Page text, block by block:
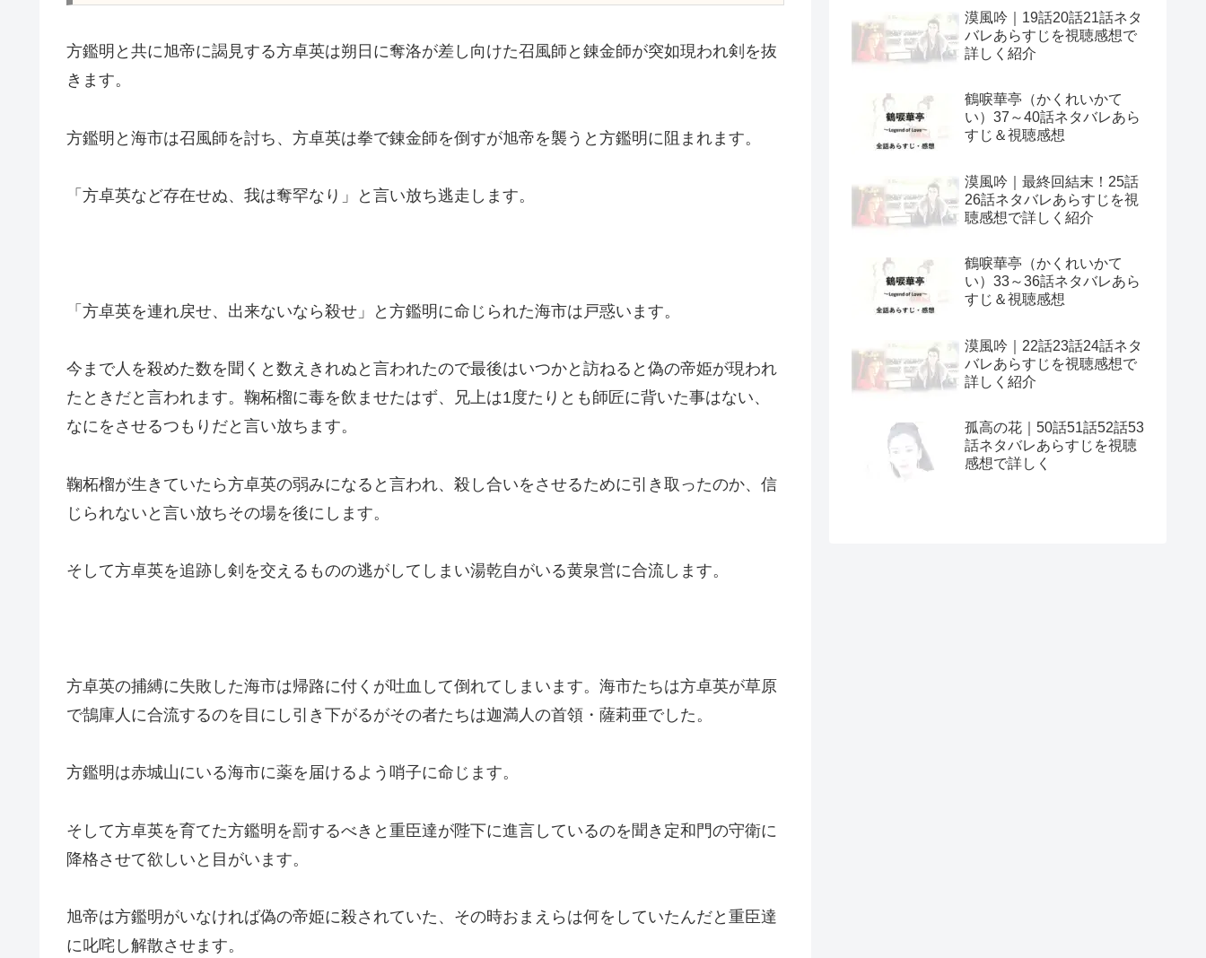
方鑑明と共に旭帝に謁見する方卓英は朔日に奪洛が差し向けた召風師と錬金師が突如現われ剣を抜
きます。
方鑑明と海市は召風師を討ち、方卓英は拳で錬金師を倒すが旭帝を襲うと方鑑明に阻まれます。
「方卓英など存在せぬ、我は奪罕なり」と言い放ち逃走します。
「方卓英を連れ戻せ、出来ないなら殺せ」と方鑑明に命じられた海市は戸惑います。
今まで人を殺めた数を聞くと数えきれぬと言われたので最後はいつかと訪ねると偽の帝姫が現われ
たときだと言われます。鞠柘榴に毒を飲ませたはず、兄上は1度たりとも師匠に背いた事はない、
なにをさせるつもりだと言い放ちます。
鞠柘榴が生きていたら方卓英の弱みになると言われ、殺し合いをさせるために引き取ったのか、信
じられないと言い放ちその場を後にします。
そして方卓英を追跡し剣を交えるものの逃がしてしまい湯乾自がいる黄泉営に合流します。
方卓英の捕縛に失敗した海市は帰路に付くが吐血して倒れてしまいます。海市たちは方卓英が草原
で鵠庫人に合流するのを目にし引き下がるがその者たちは迦満人の首領・薩莉亜でした。
方鑑明は赤城山にいる海市に薬を届けるよう哨子に命じます。
そして方卓英を育てた方鑑明を罰するべきと重臣達が陛下に進言しているのを聞き定和門の守衛に
降格させて欲しいと目がいます。
旭帝は方鑑明がいなければ偽の帝姫に殺されていた、その時おまえらは何をしていたんだと重臣達
に叱咤し解散させます。
漠風吟｜19話20話21話ネタ
バレあらすじを視聴感想で
詳しく紹介
鶴唳華亭（かくれいかて
い）37～40話ネタバレあら
すじ＆視聴感想
漠風吟｜最終回結末！25話
26話ネタバレあらすじを視
聴感想で詳しく紹介
鶴唳華亭（かくれいかて
い）33～36話ネタバレあら
すじ＆視聴感想
漠風吟｜22話23話24話ネタ
バレあらすじを視聴感想で
詳しく紹介
孤高の花｜50話51話52話53
話ネタバレあらすじを視聴
感想で詳しく